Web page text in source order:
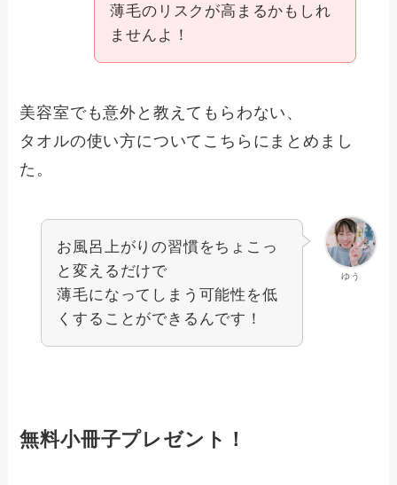
薄毛のリスクが高まるかもしれ
ませんよ！
美容室でも意外と教えてもらわない、
タオルの使い方についてこちらにまとめまし
た。
ゆう
お風呂上がりの習慣をちょこっ
と変えるだけで
薄毛になってしまう可能性を低
くすることができるんです！
無料小冊子プレゼント！